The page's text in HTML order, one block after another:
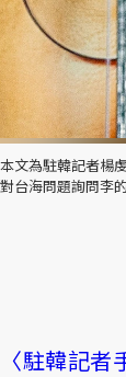
本文為駐韓記者楊
對台海問題詢問李
〈駐韓記